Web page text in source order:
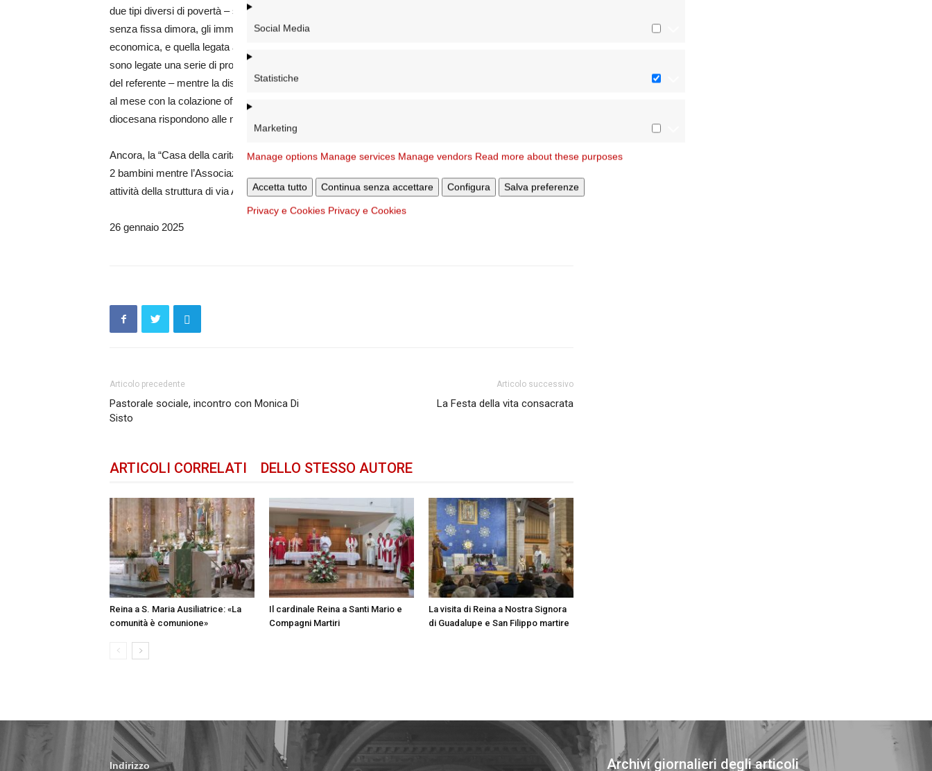
Social Media
Statistiche
Marketing
Manage options Manage services Manage vendors Read more about these purposes
Accetta tutto Continua senza accettare Configura Salva preferenze
Privacy e Cookies Privacy e Cookies
due tipi diversi di povertà – spiega Carlo, il coordinatore della attività –: quella materiale, che riguarda i
senza fissa dimora, gli immigrati, chi ha perso il lavoro e si trova in una situazione di difficoltà
economica, e quella legata alla solitudine e al bisogno di relazione». A questo secondo tipo di povertà
sono legate una serie di proposte «di carattere sociale per le persone anziane – sono ancora le parole
del referente – mentre la distribuzione di pacchi viveri e di vestiario o ancora il servizio docce una volta
al mese con la colazione offerta e la distribuzione di tessere per fare la spesa negli empori della Caritas
diocesana rispondono alle necessità delle persone più bisognose».
Ancora, la “Casa della carità” permette di ospitare in parrocchia una mamma originaria del Mali e i suoi
2 bambini mentre l’Associazione parrocchiale Amici casa famiglia salesia sostiene in varie forme le
attività della struttura di via Anapo gestita dalle Suore Salesie.(di Michela Altoviti da Roma Sette)
26 gennaio 2025
Articolo precedente
Pastorale sociale, incontro con Monica Di
Sisto
Articolo successivo
La Festa della vita consacrata
ARTICOLI CORRELATI DELLO STESSO AUTORE
Reina a S. Maria Ausiliatrice: «La
comunità è comunione»
Il cardinale Reina a Santi Mario e
Compagni Martiri
La visita di Reina a Nostra Signora
di Guadalupe e San Filippo martire
Indirizzo Archivi giornalieri degli articoli